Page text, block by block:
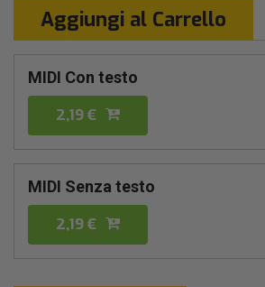
Aggiungi al Carrello
MIDI Con testo
2,19 €
MIDI Senza testo
2,19 €